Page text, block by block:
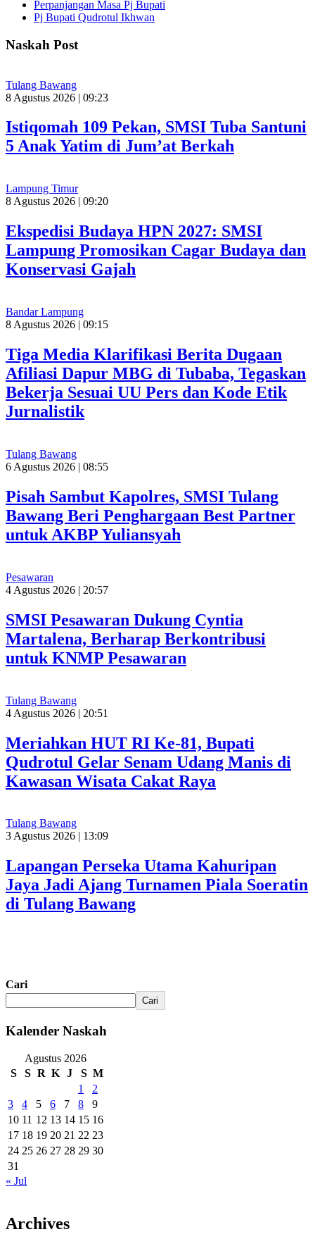
Perpanjangan Masa Pj Bupati
Pj Bupati Qudrotul Ikhwan
Naskah Post
Tulang Bawang
8 Agustus 2026 | 09:23
Istiqomah 109 Pekan, SMSI Tuba Santuni
5 Anak Yatim di Jum’at Berkah
Lampung Timur
8 Agustus 2026 | 09:20
Ekspedisi Budaya HPN 2027: SMSI
Lampung Promosikan Cagar Budaya dan
Konservasi Gajah
Bandar Lampung
8 Agustus 2026 | 09:15
Tiga Media Klarifikasi Berita Dugaan
Afiliasi Dapur MBG di Tubaba, Tegaskan
Bekerja Sesuai UU Pers dan Kode Etik
Jurnalistik
Tulang Bawang
6 Agustus 2026 | 08:55
Pisah Sambut Kapolres, SMSI Tulang
Bawang Beri Penghargaan Best Partner
untuk AKBP Yuliansyah
Pesawaran
4 Agustus 2026 | 20:57
SMSI Pesawaran Dukung Cyntia
Martalena, Berharap Berkontribusi
untuk KNMP Pesawaran
Tulang Bawang
4 Agustus 2026 | 20:51
Meriahkan HUT RI Ke-81, Bupati
Qudrotul Gelar Senam Udang Manis di
Kawasan Wisata Cakat Raya
Tulang Bawang
3 Agustus 2026 | 13:09
Lapangan Perseka Utama Kahuripan
Jaya Jadi Ajang Turnamen Piala Soeratin
di Tulang Bawang
Cari
Cari
Kalender Naskah
Agustus 2026
S
S R K J S M
1
2
3
4 5 6 7 8
9
10 11 12 13 14 15 16
17 18 19 20 21 22 23
24 25 26 27 28 29 30
31
« Jul
Archives